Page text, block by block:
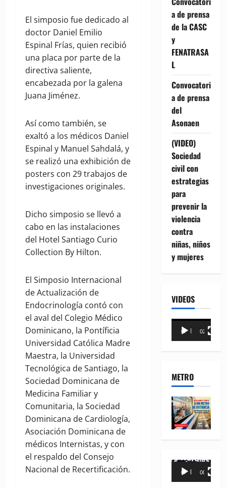
El simposio fue dedicado al
doctor Daniel Emilio
Espinal Frías, quien recibió
una placa por parte de la
directiva saliente,
encabezada por la galena
Juana Jiménez.
Así como también, se
exaltó a los médicos Daniel
Espinal y Manuel Sahdalá, y
se realizó una exhibición de
posters con 29 trabajos de
investigaciones originales.
Dicho simposio se llevó a
cabo en las instalaciones
del Hotel Santiago Curio
Collection By Hilton.
El Simposio Internacional
de Actualización de
Endocrinología contó con
el aval del Colegio Médico
Dominicano, la Pontíficia
Universidad Católica Madre
Maestra, la Universidad
Tecnológica de Santiago, la
Sociedad Dominicana de
Medicina Familiar y
Comunitaria, la Sociedad
Dominicana de Cardiología,
Asociación Dominicana de
médicos Internistas, y con
el respaldo del Consejo
Nacional de Recertificación.
a de prensa
de la CASC
y
FENATRASA
L
Convocatori
a de prensa
del
Asonaen
(VIDEO)
Sociedad
civil con
estrategias
para
prevenir la
violencia
contra
niñas, niños
y mujeres
VIDEOS
Reproductor
00:00 02:18
METRO
Reproductor
00:00 00:35